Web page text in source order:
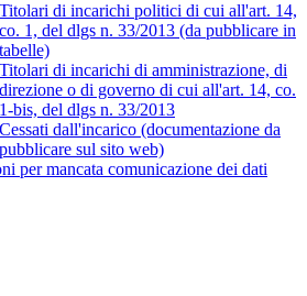
Titolari di incarichi politici di cui all'art. 14,
co. 1, del dlgs n. 33/2013 (da pubblicare in
tabelle)
Titolari di incarichi di amministrazione, di
direzione o di governo di cui all'art. 14, co.
1-bis, del dlgs n. 33/2013
Cessati dall'incarico (documentazione da
pubblicare sul sito web)
per mancata comunicazione dei dati